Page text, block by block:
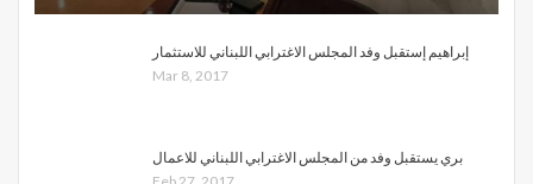
إبراهيم إستقبل وفد المجلس الاغترابي اللبناني للاستثمار
Mar 8, 2017
بري يستقبل وفد من المجلس الاغترابي اللبناني للاعمال